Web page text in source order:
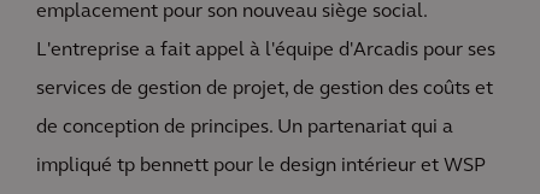
emplacement pour son nouveau siège social.
L'entreprise a fait appel à l'équipe d'Arcadis pour ses
services de gestion de projet, de gestion des coûts et
de conception de principes. Un partenariat qui a
impliqué tp bennett pour le design intérieur et WSP